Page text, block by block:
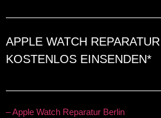
APPLE WATCH
KOSTENLOS EINSENDEN*
– Apple Watch Reparatur Berlin